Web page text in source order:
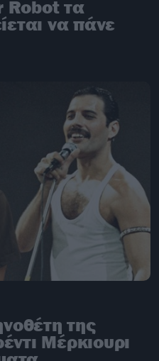
Robot τα
να πάνε
της
Μέρκιουρι